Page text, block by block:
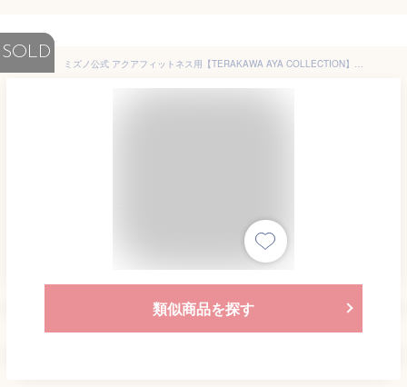
SOLD
ミズノ公式 アクアフィットネス用【TERAKAWA AYA COLLECTION】オールインワン ピースバック レディース ピンク
類似商品を探す